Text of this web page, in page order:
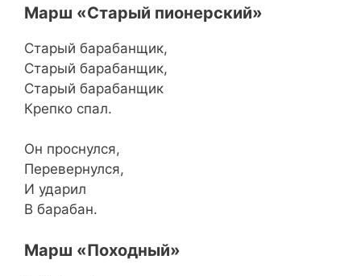
Марш «Старый пионерский»
Старый барабанщик,
Старый барабанщик,
Старый барабанщик
Крепко спал.
Он проснулся,
Перевернулся,
И ударил
В барабан.
Марш «Походный»